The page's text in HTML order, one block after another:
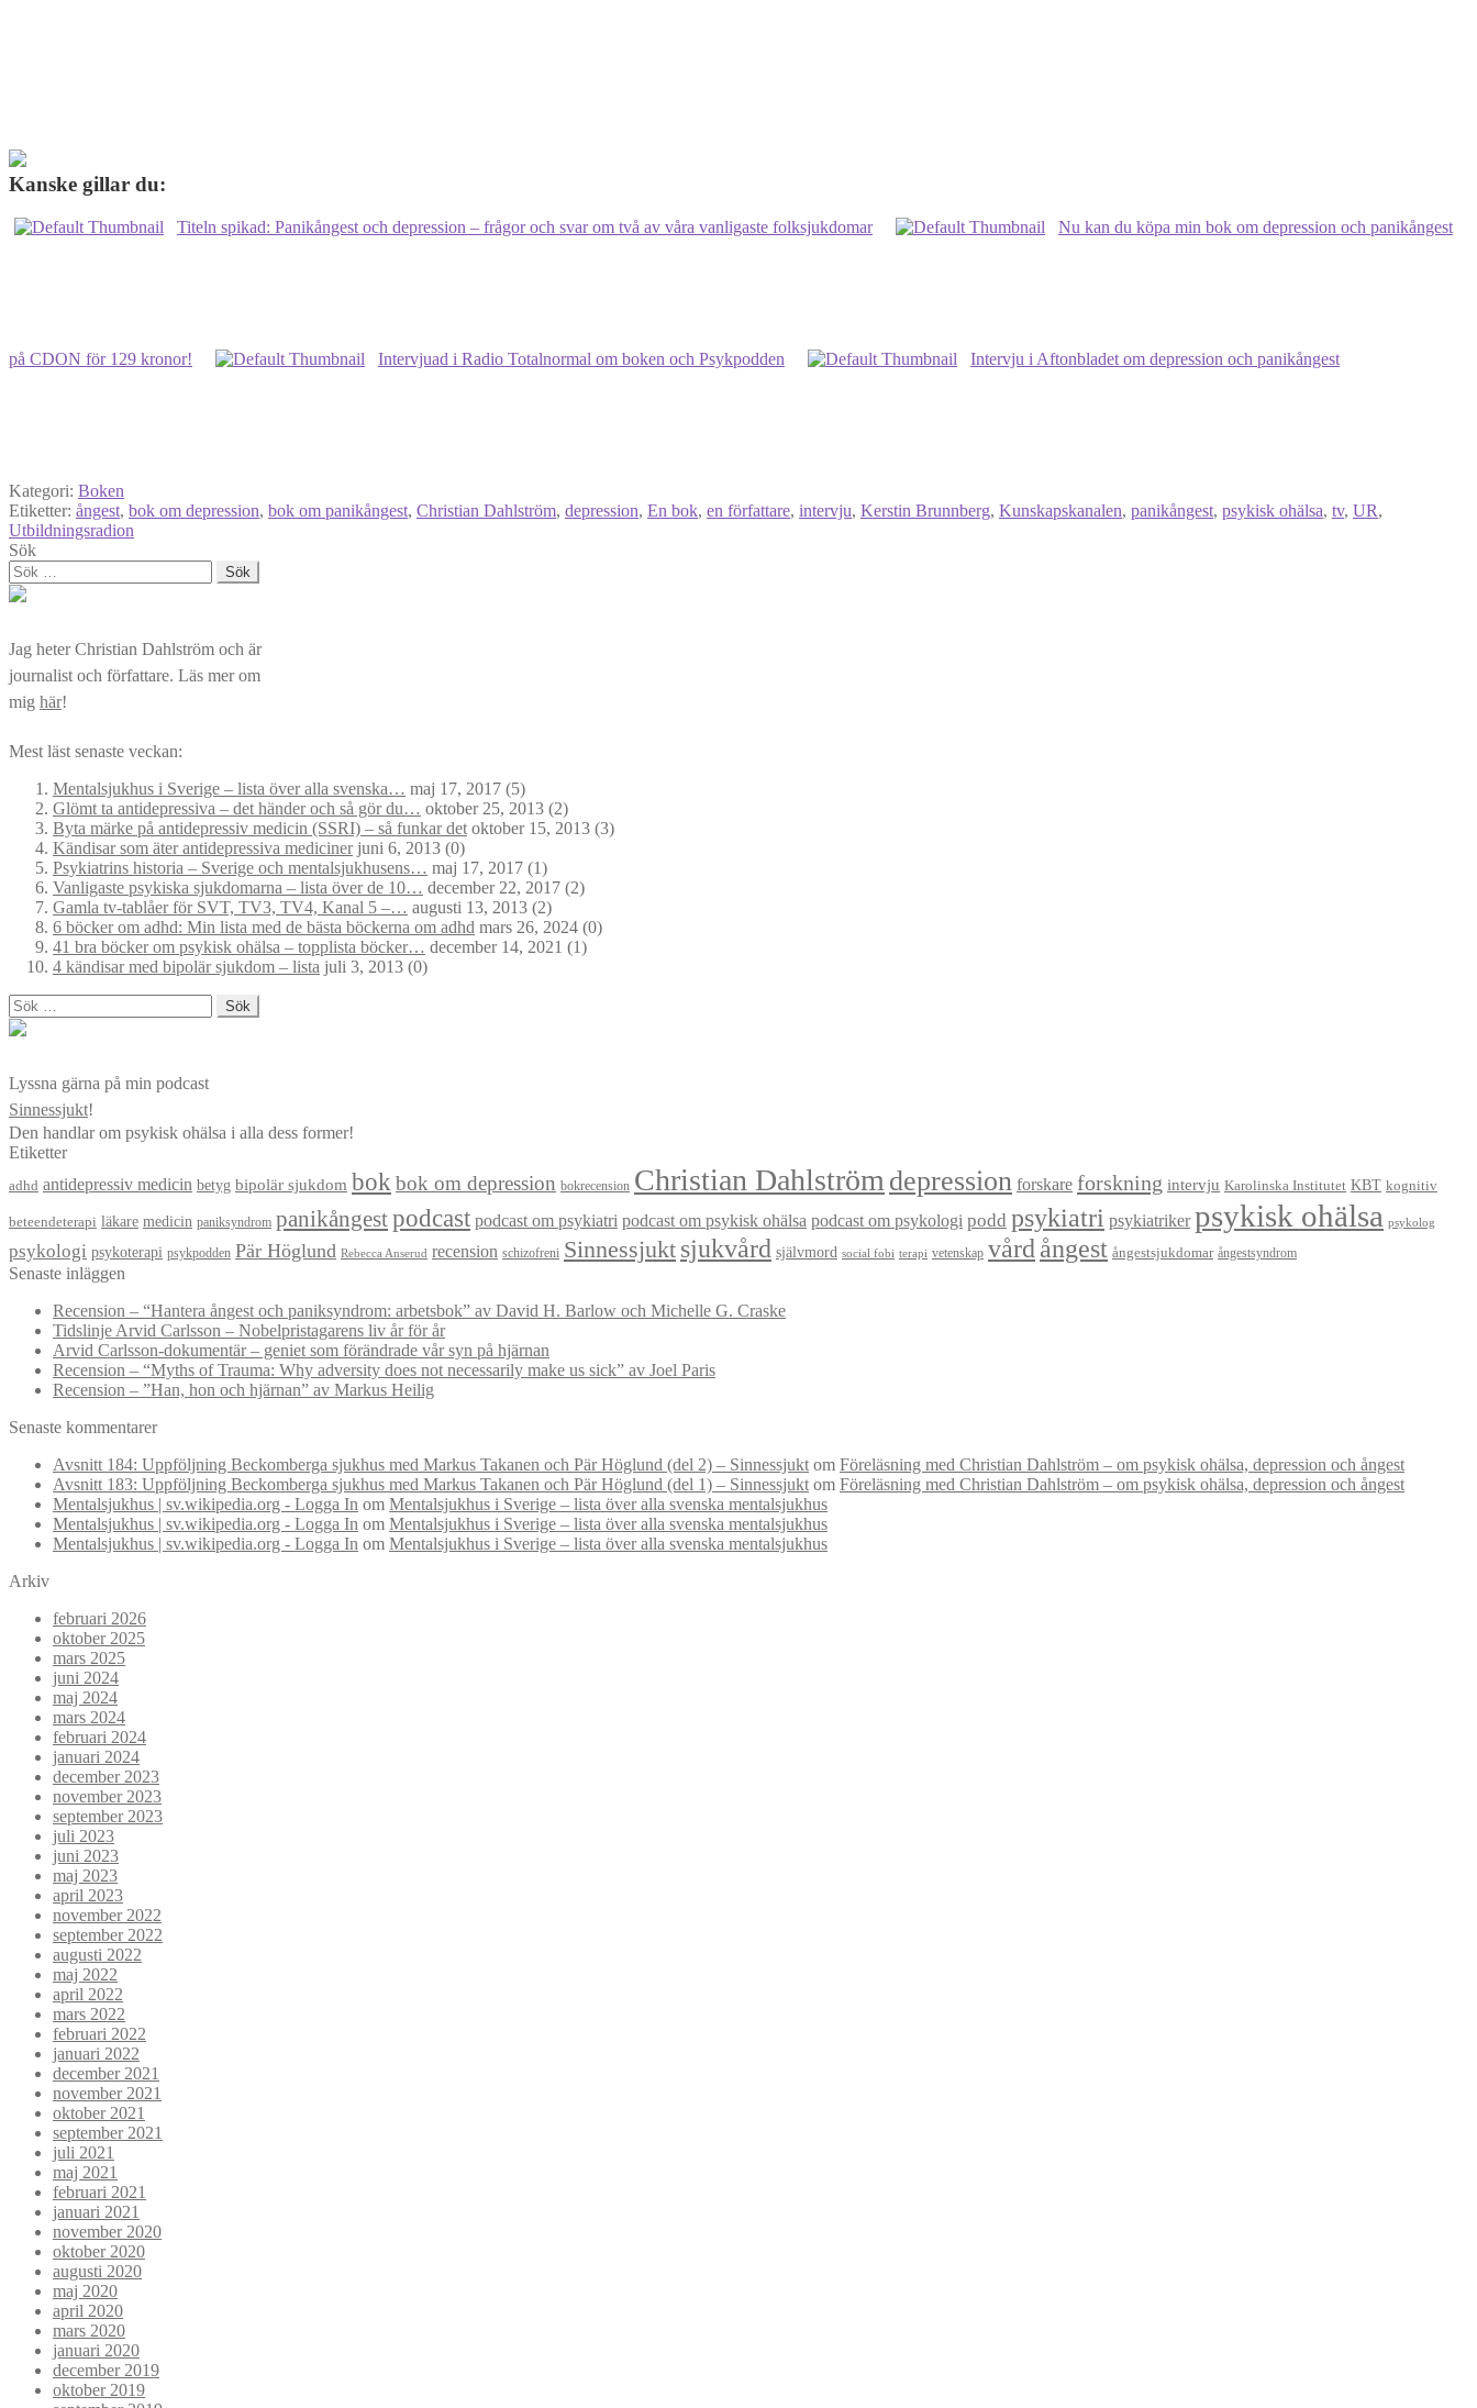
Kanske gillar du:
Titeln spikad: Panikångest och depression – frågor och svar om två av våra vanligaste folksjukdomar Nu kan du köpa min bok om depression och panikångest
på CDON för 129 kronor! Intervjuad i Radio Totalnormal om boken och Psykpodden Intervju i Aftonbladet om depression och panikångest
Kategori: Boken
Etiketter: ångest, bok om depression, bok om panikångest, Christian Dahlström, depression, En bok, en författare, intervju, Kerstin Brunnberg, Kunskapskanalen, panikångest, psykisk ohälsa, tv, UR,
Utbildningsradion
Sök
Sök
efter:
Jag heter Christian Dahlström och är
journalist och författare. Läs mer om
mig här!
Mest läst senaste veckan:
Mentalsjukhus i Sverige – lista över alla svenska… maj 17, 2017 (5)
Glömt ta antidepressiva – det händer och så gör du… oktober 25, 2013 (2)
Byta märke på antidepressiv medicin (SSRI) – så funkar det oktober 15, 2013 (3)
Kändisar som äter antidepressiva medicinerjuni 6, 2013 (0)
Psykiatrins historia – Sverige och mentalsjukhusens… maj 17, 2017 (1)
Vanligaste psykiska sjukdomarna – lista över de 10… december 22, 2017 (2)
Gamla tv-tablåer för SVT, TV3, TV4, Kanal 5 –… augusti 13, 2013 (2)
6 böcker om adhd: Min lista med de bästa böckerna om adhd mars 26, 2024 (0)
41 bra böcker om psykisk ohälsa – topplista böcker… december 14, 2021 (1)
4 kändisar med bipolär sjukdom – lista juli 3, 2013 (0)
Sök
efter:
Lyssna gärna på min podcast
Sinnessjukt!
Den handlar om psykisk ohälsa i alla dess former!
Etiketter
adhd antidepressiv medicin betyg bipolär sjukdom bokbok om depression bokrecension Christian Dahlström depression forskare forskning intervju Karolinska Institutet KBT kognitiv
beteendeterapi läkare medicin paniksyndrom panikångestpodcast podcast om psykiatri podcast om psykisk ohälsa podcast om psykologi podd psykiatri psykiatriker psykisk ohälsa psykolog
psykologi psykoterapi psykpodden Pär Höglund Rebecca Anserud recension schizofreni Sinnessjukt sjukvård självmord social fobi terapi vetenskap vård ångest ångestsjukdomar ångestsyndrom
Senaste inläggen
Recension – “Hantera ångest och paniksyndrom: arbetsbok” av David H. Barlow och Michelle G. Craske
Tidslinje Arvid Carlsson – Nobelpristagarens liv år för år
Arvid Carlsson-dokumentär – geniet som förändrade vår syn på hjärnan
Recension – “Myths of Trauma: Why adversity does not necessarily make us sick” av Joel Paris
Recension – ”Han, hon och hjärnan” av Markus Heilig
Senaste kommentarer
Avsnitt 184: Uppföljning Beckomberga sjukhus med Markus Takanen och Pär Höglund (del 2) – Sinnessjukt om Föreläsning med Christian Dahlström – om psykisk ohälsa, depression och ångest
Avsnitt 183: Uppföljning Beckomberga sjukhus med Markus Takanen och Pär Höglund (del 1) – Sinnessjukt om Föreläsning med Christian Dahlström – om psykisk ohälsa, depression och ångest
Mentalsjukhus | sv.wikipedia.org - Logga In om Mentalsjukhus i Sverige – lista över alla svenska mentalsjukhus
Mentalsjukhus | sv.wikipedia.org - Logga In om Mentalsjukhus i Sverige – lista över alla svenska mentalsjukhus
Mentalsjukhus | sv.wikipedia.org - Logga In om Mentalsjukhus i Sverige – lista över alla svenska mentalsjukhus
Arkiv
februari 2026
oktober 2025
mars 2025
juni 2024
maj 2024
mars 2024
februari 2024
januari 2024
december 2023
november 2023
september 2023
juli 2023
juni 2023
maj 2023
april 2023
november 2022
september 2022
augusti 2022
maj 2022
april 2022
mars 2022
februari 2022
januari 2022
december 2021
november 2021
oktober 2021
september 2021
juli 2021
maj 2021
februari 2021
januari 2021
november 2020
oktober 2020
augusti 2020
maj 2020
april 2020
mars 2020
januari 2020
december 2019
oktober 2019